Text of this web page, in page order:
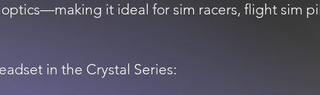
it ideal for sim racers, flight sim
in the Crystal Series: